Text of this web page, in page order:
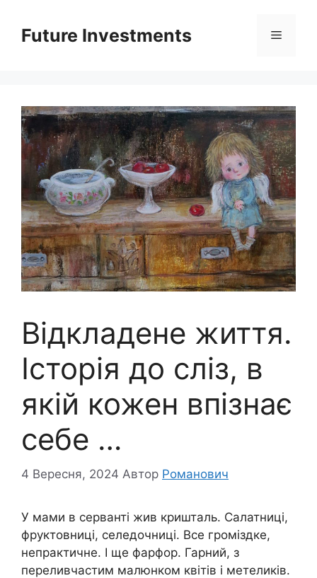
вмістуFuture Investments Меню
Відкладене життя.
Історія до сліз, в
якій кожен впізнає
себе …
4 Вересня, 2024 Автор Романович
У мами в серванті жив кришталь. Салатниці,
фруктовниці, селедочниці. Все громіздке,
непрактичне. І ще фарфор. Гарний, з
переливчастим малюнком квітів і метеликів.